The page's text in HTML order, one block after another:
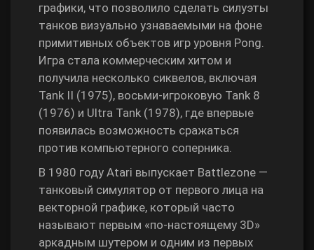
графики, что позволило сделать силуэты
танков визуально узнаваемыми на фоне
примитивных объектов игр уровня Pong.
Игра стала коммерческим хитом и
получила несколько сиквелов, включая
Tank II (1975), восьми‑игроковую Tank 8
(1976) и Ultra Tank (1978), где впервые
появилась возможность сражаться
против компьютерного соперника.
В 1980 году Atari выпускает Battlezone —
танковый симулятор от первого лица на
векторной графике, который часто
называют первым «по‑настоящему 3D»
аркадным шутером и одним из первых